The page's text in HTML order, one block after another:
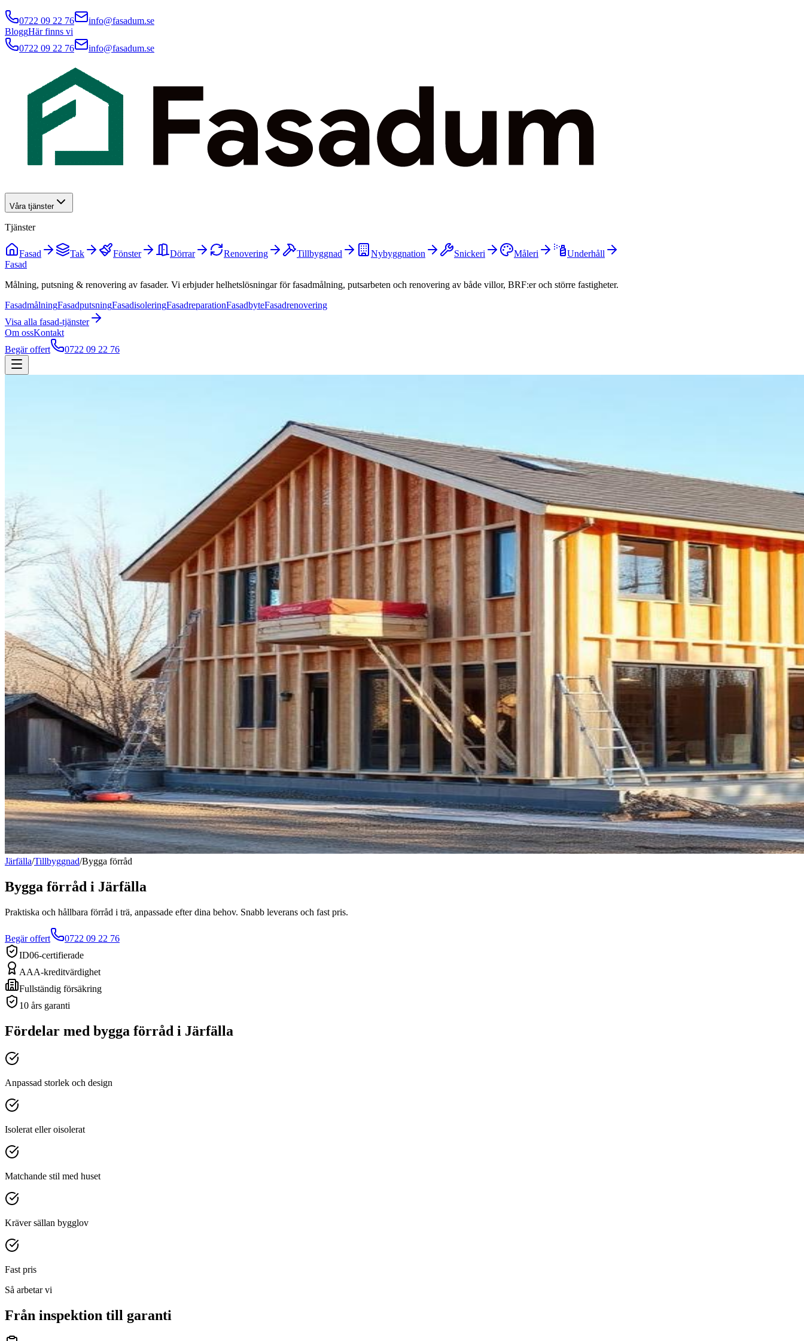
0722 09 22 76
info@fasadum.se
BloggHär finns vi
0722 09 22 76
info@fasadum.se
Våra tjänster
Tjänster
Fasad Tak Fönster Dörrar Renovering Tillbyggnad Nybyggnation Snickeri Måleri
Underhåll
Fasad
Målning, putsning & renovering av fasader. Vi erbjuder helhetslösningar för fasadmålning, putsarbeten och renovering av både villor, BRF:er och större fastigheter.
FasadmålningFasadputsningFasadisoleringFasadreparationFasadbyteFasadrenovering
Visa alla fasad-tjänster
Om ossKontakt
Begär offert
0722 09 22 76
Järfälla/Tillbyggnad/Bygga förråd
Bygga förråd i Järfälla
Praktiska och hållbara förråd i trä, anpassade efter dina behov. Snabb leverans och fast pris.
Begär offert
0722 09 22 76
ID06-certifierade
AAA-kreditvärdighet
Fullständig försäkring
10 års garanti
Fördelar med bygga förråd i Järfälla
Anpassad storlek och design
Isolerat eller oisolerat
Matchande stil med huset
Kräver sällan bygglov
Fast pris
Så arbetar vi
Från inspektion till garanti